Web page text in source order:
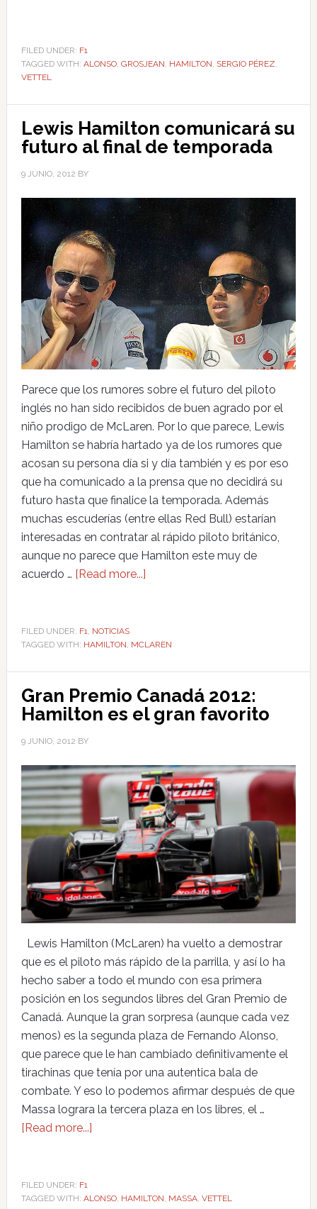
FILED UNDER: F1
TAGGED WITH: ALONSO, GROSJEAN HAMILTON SERGIO PÉREZ
VETTEL
Lewis Hamilton comunicará su
futuro al final de temporada
9 JUNIO, 2012 BY
Parece que los rumores sobre el futuro del piloto
inglés no han sido recibidos de buen agrado por el
niño prodigo de McLaren. Por lo que parece, Lewis
Hamilton se habría hartado ya de los rumores que
acosan su persona día si y día también y es por eso
que ha comunicado a la prensa que no decidirá su
futuro hasta que finalice la temporada. Además
muchas escuderías (entre ellas Red Bull) estarían
interesadas en contratar al rápido piloto británico,
aunque no parece que Hamilton este muy de
acuerdo … [Read more...]
FILED UNDER: F1, NOTICIAS
TAGGED WITH: HAMILTON, MCLAREN
Gran Premio Canadá 2012:
Hamilton es el gran favorito
9 JUNIO, 2012 BY
Lewis Hamilton (McLaren) ha vuelto a demostrar
que es el piloto más rápido de la parrilla, y así lo ha
hecho saber a todo el mundo con esa primera
posición en los segundos libres del Gran Premio de
Canadá. Aunque la gran sorpresa (aunque cada vez
menos) es la segunda plaza de Fernando Alonso,
que parece que le han cambiado definitivamente el
tirachinas que tenía por una autentica bala de
combate. Y eso lo podemos afirmar después de que
Massa lograra la tercera plaza en los libres, el …
[Read more...]
FILED UNDER: F1
TAGGED WITH: ALONSO, HAMILTON MASSA, VETTEL